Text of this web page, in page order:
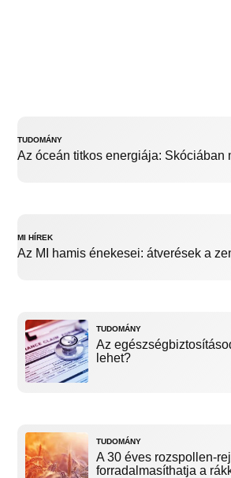
TUDOMÁNY
Az óceán titkos energiája: Skóciában
MI HÍREK
Az MI hamis énekesei: átverések a
TUDOMÁNY
Az
lehet?
TUDOMÁNY
A 30 éves rozspollen-
forradalmasíthatja a